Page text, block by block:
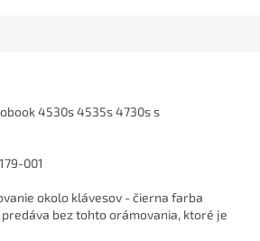
4530s 4535s 4730s s
001
okolo klávesov - čierna farba
predáva bez tohto orámovania, ktoré je